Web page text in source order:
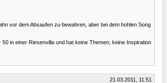
vor dem Absaufen zu bewahren, aber bei dem hohlen Song
in einer Riesenvilla und hat keine Themen, keine Inspiration
21.03.2011, 11:51